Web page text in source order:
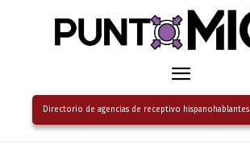
Directorio de agencias de receptivo hispanohablantes